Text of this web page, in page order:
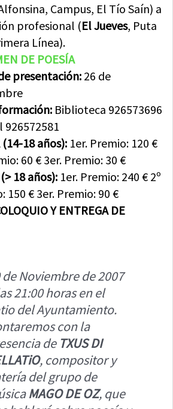
Campus, El Tío Saín) a
profesional (El Jueves, Puta
Línea).
DE POESÍA
presentación: 26 de
Biblioteca 926573696
926572581
(14-18 años): 1er. Premio: 120 €
60 € 3er. Premio: 30 €
18 años): 1er. Premio: 240 € 2º
150 € 3er. Premio: 90 €
Y ENTREGA DE
de Noviembre de 2007
21:00 horas en el
del Ayuntamiento.
con la
de TXUS DI
, compositor y
del grupo de
MAGO DE OZ, que